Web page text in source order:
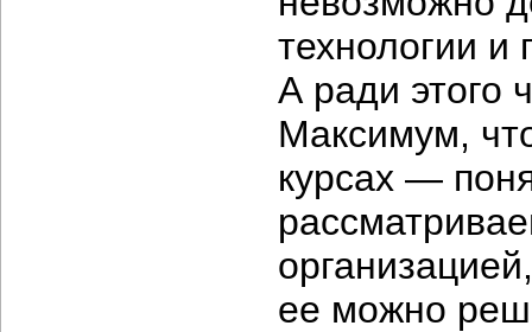
технологии и
А ради этого
Максимум,
курсах —
ее можно